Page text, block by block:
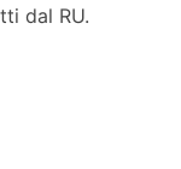
dal RU.